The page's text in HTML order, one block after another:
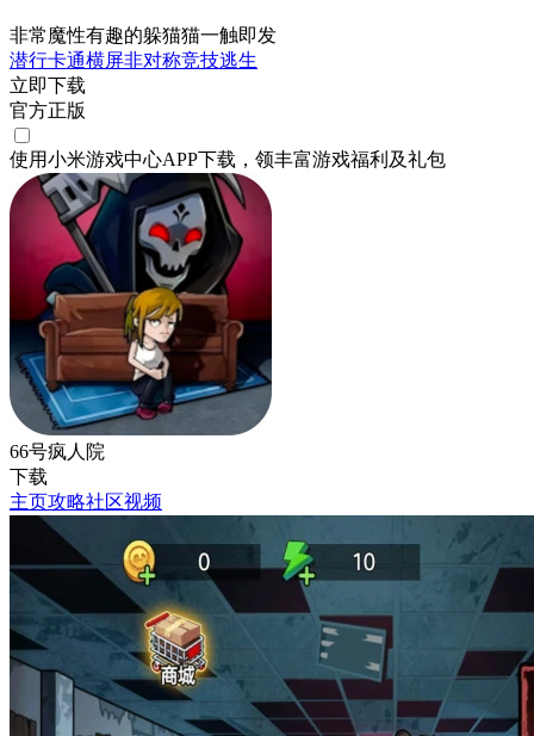
非常魔性有趣的躲猫猫一触即发
潜行卡通横屏非对称竞技逃生
立即下载
官方正版
使用小米游戏中心APP下载 ，领丰富游戏福利 及礼包
66号疯人院
下载
主页攻略社区视频